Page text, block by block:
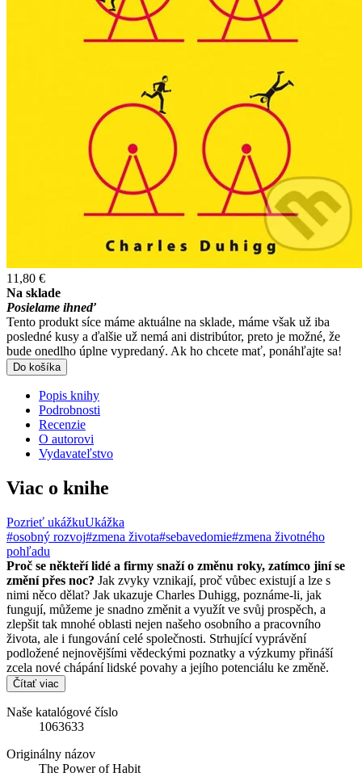
11,80 €
Na sklade
Posielame ihneď
Tento produkt síce máme aktuálne na sklade, máme však už iba
posledné kusy a ďalšie už nemá ani distribútor, preto je možné, že
bude onedlho úplne vypredaný. Ak ho chcete mať, ponáhľajte sa!
Do košíka
Popis knihy
Podrobnosti
Recenzie
O autorovi
Vydavateľstvo
Viac o knihe
Pozrieť ukážkuUkážka
#osobný rozvoj#zmena života#sebavedomie#zmena životného
pohľadu
Proč se někteří lidé a firmy snaží o změnu roky, zatímco jiní se
změní přes noc? Jak zvyky vznikají, proč vůbec existují a lze s
nimi něco dělat? Jak ukazuje Charles Duhigg, poznáme-li, jak
fungují, můžeme je snadno změnit a využít ve svůj prospěch, a
zlepšit tak mnohé oblasti nejen našeho osobního a pracovního
života, ale i fungování celé společnosti. Strhující vyprávění
podložené nejnovějšími vědeckými poznatky a výzkumy přináší
zcela nové chápání lidské povahy a jejího potenciálu ke změně.
Čítať viac
Naše katalógové číslo
1063633
Originálny názov
The Power of Habit